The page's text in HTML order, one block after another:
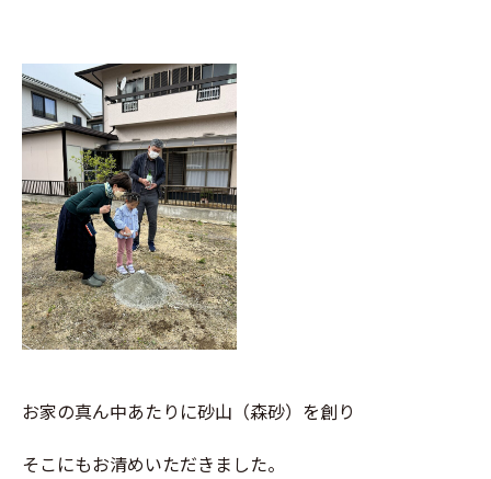
お家の真ん中あたりに砂山（森砂）を創り
そこにもお清めいただきました。